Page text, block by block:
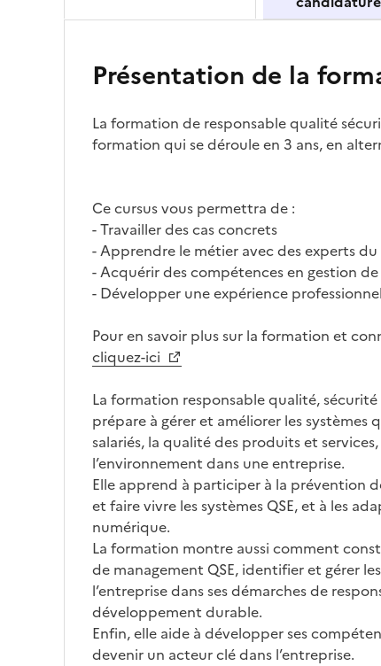
Présentation de la
La formation de responsable qualité
formation qui se déroule en 3 ans, en
Ce cursus vous permettra de :
- Travailler des cas concrets
- Apprendre le métier avec des experts
- Acquérir des compétences en gestion
- Développer une expérience
Pour en savoir plus sur la formation et
cliquez-ici
La formation responsable qualité,
prépare à gérer et améliorer les systèmes
salariés, la qualité des produits et
l’environnement dans une entreprise.
Elle apprend à participer à la prévention
et faire vivre les systèmes QSE, et à les
numérique.
La formation montre aussi comment
de management QSE, identifier et gérer
l’entreprise dans ses démarches de
développement durable.
Enfin, elle aide à développer ses
devenir un acteur clé dans l’entreprise.